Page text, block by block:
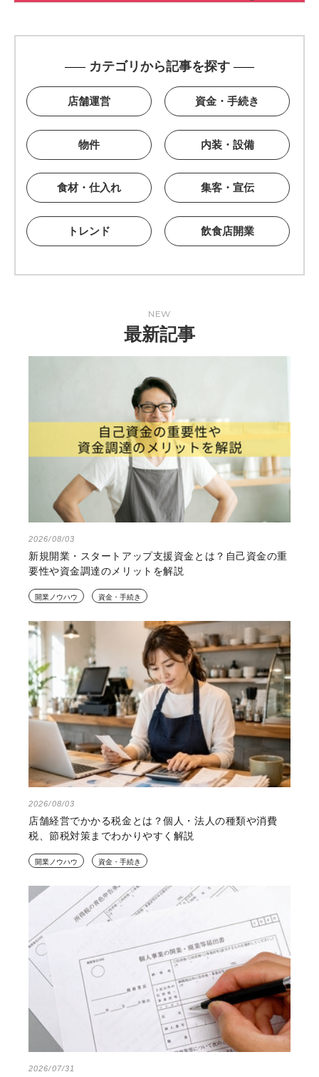
カテゴリから記事を探す
店舗運営 資金・手続き
物件 内装・設備
食材・仕入れ 集客・宣伝
トレンド 飲食店開業
NEW
最新記事
2026/08/03
新規開業・スタートアップ支援資金とは？自己資金の重
要性や資金調達のメリットを解説
開業ノウハウ 資金・手続き
2026/08/03
店舗経営でかかる税金とは？個人・法人の種類や消費
税、節税対策までわかりやすく解説
開業ノウハウ 資金・手続き
2026/07/31